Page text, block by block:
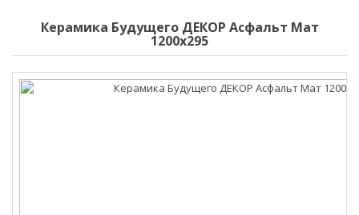
Керамика Будущего ДЕКОР Асфальт Мат
1200х295